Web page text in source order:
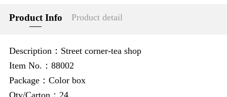
Product Info Product detail
Description：Street corner-tea shop
Item No.：88002
Package：Color box
Qty/Carton：24